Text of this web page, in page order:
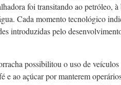
foi transitando ao petróleo, à
Cada momento tecnológico
introduzidas pelo
possibilitou o uso de veículos
e ao açúcar por manterem